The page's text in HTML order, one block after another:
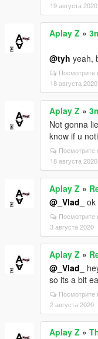
19 августа 2020
Aplay Z »
@tyh yeah,
Посмотрите
18 августа 2020
Aplay Z »
Not gonna
know if u
Посмотрите
18 августа 2020
Aplay Z »
@_Vlad_
ok
Посмотрите
3 августа 2020
Aplay Z »
@_Vlad_
so its a bit
Посмотрите
2 августа 2020
Aplay Z »